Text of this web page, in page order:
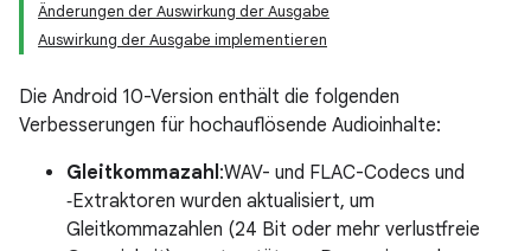
Änderungen der Auswirkung der Ausgabe
Auswirkung der Ausgabe implementieren
Die Android 10-Version enthält die folgenden
Verbesserungen für hochauflösende Audioinhalte:
Gleitkommazahl:WAV- und FLAC-Codecs und
‑Extraktoren wurden aktualisiert, um
Gleitkommazahlen (24 Bit oder mehr verlustfreie